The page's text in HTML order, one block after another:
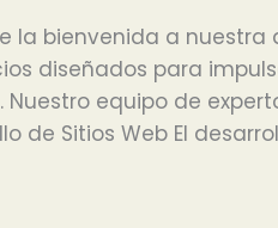
la bienvenida a
diseñados para
equipo de
de Sitios Web El